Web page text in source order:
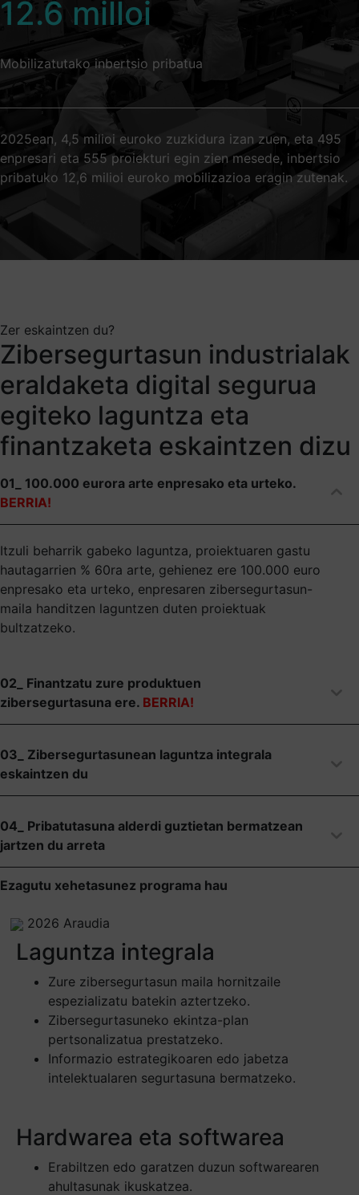
12.6 milloi
Mobilizatutako inbertsio pribatua
2025ean, 4,5 milioi euroko zuzkidura izan zuen, eta 495
enpresari eta 555 proiekturi egin zien mesede, inbertsio
pribatuko 12,6 milioi euroko mobilizazioa eragin zutenak.
Zer eskaintzen du?
Zibersegurtasun industrialak
eraldaketa digital segurua
egiteko laguntza eta
finantzaketa eskaintzen dizu
01_ 100.000 eurora arte enpresako eta urteko.
BERRIA!
Itzuli beharrik gabeko laguntza, proiektuaren gastu
hautagarrien % 60ra arte, gehienez ere 100.000 euro
enpresako eta urteko, enpresaren zibersegurtasun-
maila handitzen laguntzen duten proiektuak
bultzatzeko.
02_ Finantzatu zure produktuen
zibersegurtasuna ere. BERRIA!
03_ Zibersegurtasunean laguntza integrala
eskaintzen du
04_ Pribatutasuna alderdi guztietan bermatzean
jartzen du arreta
Ezagutu xehetasunez programa hau
2026 Araudia
Laguntza integrala
Zure zibersegurtasun maila hornitzaile
espezializatu batekin aztertzeko.
Zibersegurtasuneko ekintza-plan
pertsonalizatua prestatzeko.
Informazio estrategikoaren edo jabetza
intelektualaren segurtasuna bermatzeko.
Hardwarea eta softwarea
Erabiltzen edo garatzen duzun softwarearen
ahultasunak ikuskatzea.